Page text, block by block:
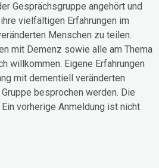
Gesprächsgruppe angehört und
vielfältigen Erfahrungen im
Menschen zu teilen.
mit Demenz sowie alle am Thema
willkommen. Eigene Erfahrungen
mit dementiell veränderten
besprochen werden. Die
vorherige Anmeldung ist nicht